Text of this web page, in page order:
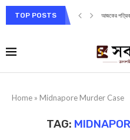
TOP POSTS আজকের
Home » Midnapore Murder Case
TAG: